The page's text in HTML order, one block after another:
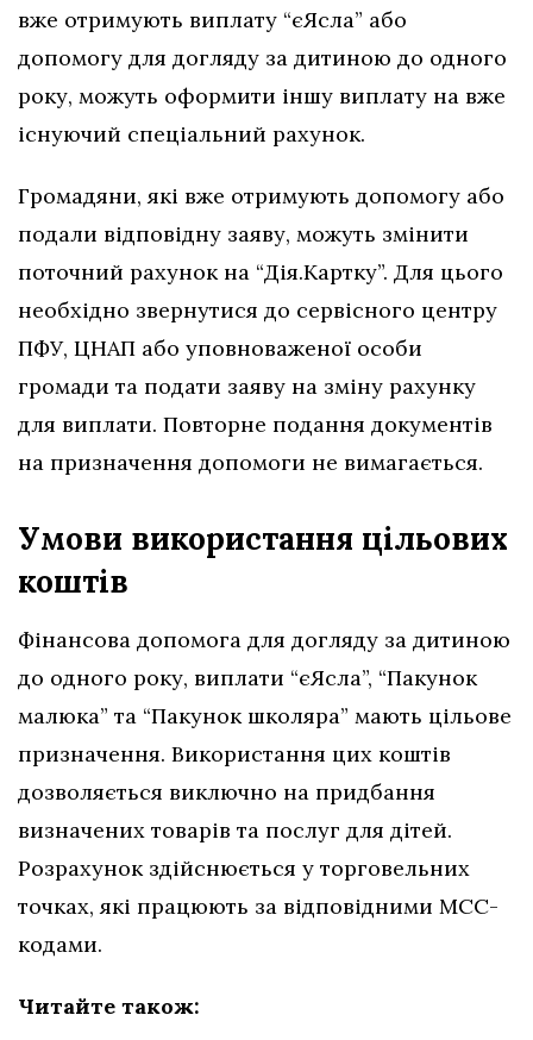
вже отримують виплату “єЯсла” або
допомогу для догляду за дитиною до одного
року, можуть оформити іншу виплату на вже
існуючий спеціальний рахунок.
Громадяни, які вже отримують допомогу або
подали відповідну заяву, можуть змінити
поточний рахунок на “Дія.Картку”. Для цього
необхідно звернутися до сервісного центру
ПФУ, ЦНАП або уповноваженої особи
громади та подати заяву на зміну рахунку
для виплати. Повторне подання документів
на призначення допомоги не вимагається.
Умови використання цільових
коштів
Фінансова допомога для догляду за дитиною
до одного року, виплати “єЯсла”, “Пакунок
малюка” та “Пакунок школяра” мають цільове
призначення. Використання цих коштів
дозволяється виключно на придбання
визначених товарів та послуг для дітей.
Розрахунок здійснюється у торговельних
точках, які працюють за відповідними МСС-
кодами.
Читайте також: